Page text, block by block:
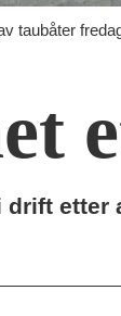
taubåter
etter